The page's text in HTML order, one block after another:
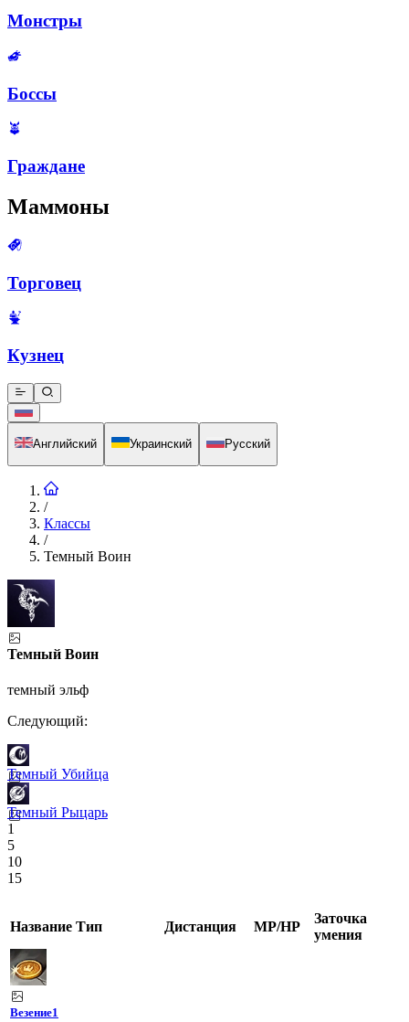
Монстры
Боссы
Граждане
Маммоны
Торговец
Кузнец
Английский Украинский Русский
/
Классы
/
Темный Воин
Темный Воин
темный эльф
Следующий:
Темный Убийца
Темный Рыцарь
1
5
10
15
Название Тип Дистанция MP/HP
Заточка
умения
Везение1